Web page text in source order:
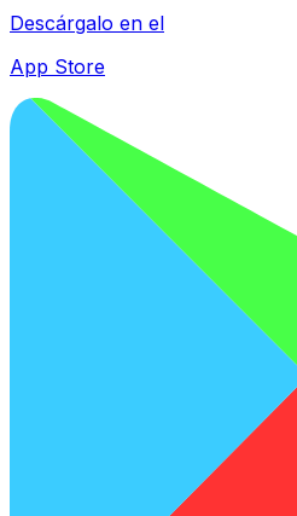
Descárgalo en el
App Store